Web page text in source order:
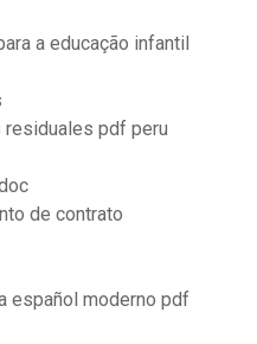
a educação infantil
residuales pdf peru
de contrato
español moderno pdf